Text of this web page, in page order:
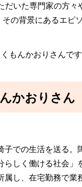
だいた専門家の方
の背景にあるエピ
もんかおりさんです
かおりさん
子での生活を送る。
らしく働ける社会」
属し、在宅勤務で業